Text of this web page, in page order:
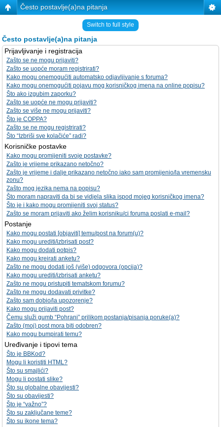
Često postavlje(a)na pitanja
Switch to full style
Često postavlje(a)na pitanja
Prijavljivanje i registracija
Zašto se ne mogu prijaviti?
Zašto se uopće moram registrirati?
Kako mogu onemogućiti automatsko odjavljivanje s foruma?
Kako mogu onemogućiti pojavu mog korisničkog imena na online popisu?
Što ako izgubim zaporku?
Zašto se uopće ne mogu prijaviti?
Zašto se više ne mogu prijaviti?
Što je COPPA?
Zašto se ne mogu registrirati?
Što “Izbriši sve kolačiće” radi?
Korisničke postavke
Kako mogu promijeniti svoje postavke?
Zašto je vrijeme prikazano netočno?
Zašto je vrijeme i dalje prikazano netočno iako sam promijenio/la vremensku
zonu?
Zašto mog jezika nema na popisu?
Što moram napraviti da bi se vidjela slika ispod mojeg korisničkog imena?
Što je i kako mogu promijeniti svoj status?
Zašto se moram prijaviti ako želim korisniku/ci foruma poslati e-mail?
Postanje
Kako mogu postati [objaviti] temu/post na forum(u)?
Kako mogu urediti/izbrisati post?
Kako mogu dodati potpis?
Kako mogu kreirati anketu?
Zašto ne mogu dodati još (više) odgovora (opcija)?
Kako mogu urediti/izbrisati anketu?
Zašto ne mogu pristupiti tematskom forumu?
Zašto ne mogu dodavati privitke?
Zašto sam dobio/la upozorenje?
Kako mogu prijaviti post?
Čemu služi gumb “Pohrani” prilikom postanja/pisanja poruke(a)?
Zašto (moj) post mora biti odobren?
Kako mogu bumpirati temu?
Uređivanje i tipovi tema
Što je BBKod?
Mogu li koristiti HTML?
Što su smajlići?
Mogu li postati slike?
Što su globalne obavijesti?
Što su obavijesti?
Što je “važno”?
Što su zaključane teme?
Što su ikone tema?